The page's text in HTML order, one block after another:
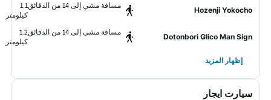
Hozenji Yokocho
مسافة مشي إلى 14 من الدقائق
1.1
كيلومتر
Dotonbori Glico Man Sign
مسافة مشي إلى 14 من الدقائق
1.2
كيلومتر
إظهار المزيد
سيارت ايجار